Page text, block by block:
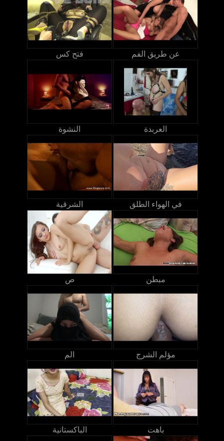
فتح كس عن طريق الفم
النشوة العربدة
الشرقية في الهواء الطلق
ص مبطن
الم مؤلم الشرج
الباكستانية باهت